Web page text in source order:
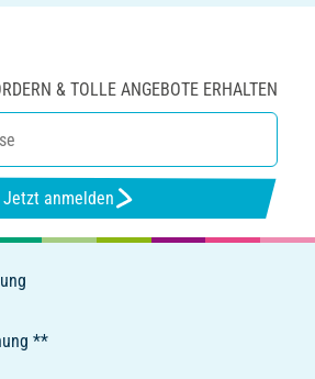
& TOLLE ANGEBOTE ERHALTEN
Jetzt anmelden
**